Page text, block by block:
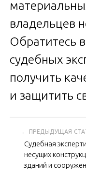
владельцев
Обратитесь
судебных
получить
и защитить
по
Судебная
несущих
зданий и